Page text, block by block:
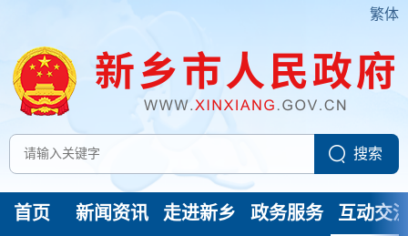
繁体
首页 新闻资讯 走进新乡 政务服务 互动交